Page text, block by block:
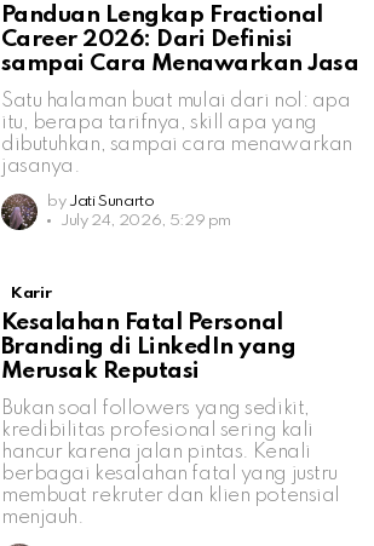
Panduan Lengkap Fractional
Career 2026: Dari Definisi
sampai Cara Menawarkan Jasa
Satu halaman buat mulai dari nol: apa
itu, berapa tarifnya, skill apa yang
dibutuhkan, sampai cara menawarkan
jasanya.
by Jati Sunarto
July 24, 2026, 5:29 pm
Karir
Kesalahan Fatal Personal
Branding di LinkedIn yang
Merusak Reputasi
Bukan soal followers yang sedikit,
kredibilitas profesional sering kali
hancur karena jalan pintas. Kenali
berbagai kesalahan fatal yang justru
membuat rekruter dan klien potensial
menjauh.